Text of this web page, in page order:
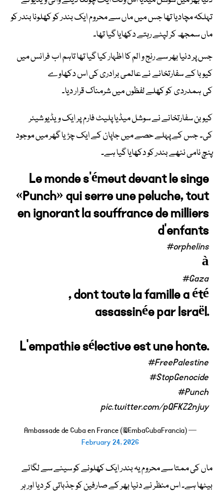
تہلکہ مچادیا تھا جس میں ماں سے محروم ایک بندر کو کھلونا بندر کو
ماں سمجھ کر لپٹے رہتے دکھایا گیا تھا۔
جس پر دنیا بھر سے رنج و الم کا اظہار کیا گیا تھا تاہم اب فرانس میں
کیوبا کے سفارتخانے نے عالمی برادری کی اس دکھاوے
کی ہمدردی کو کھلے لفظوں میں شرمناک قرار دیا۔
کیوبن سفارتخانے نے سوشل میڈیا پلیٹ فارم پر ایک ویڈیو شیئر
کی۔ جس کے پہلے حصے میں جاپان کے ایک چڑیا گھر میں موجود
پنچنامی ننھے بندر کو دکھایا گیا ہے۔
Le monde s'émeut devant le singe
«Punch» qui serre une peluche, tout
en ignorant la souffrance de milliers
d'enfants
#orphelins
à
#Gaza
, dont toute la famille a été
assassinée par Israël.
L'empathie sélective est une honte.
#FreePalestine
#StopGenocide
#Punch
pic.twitter.com/pQFKZ2njuy
— Ambassade de Cuba en France (@EmbaCubaFrancia)
February 24, 2026
ماں کی ممتا سے محروم یہ بندر ایک کھلونے کو سینے سے لگائے
بیٹھا ہے۔ اس منظر نے دنیا بھر کے صارفین کو جذباتی کر دیا اور ہر